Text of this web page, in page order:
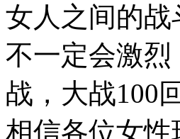
女人之间的
不一定会激
战，大战100
相信各位女